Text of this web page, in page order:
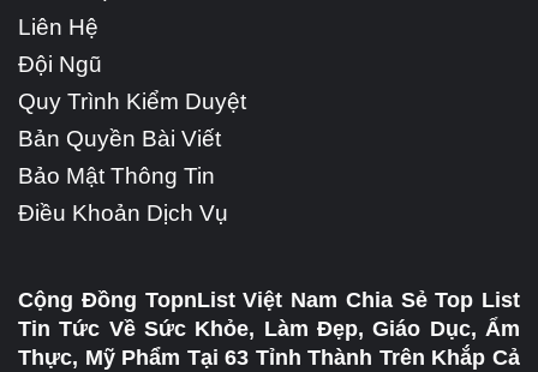
Liên Hệ
Đội Ngũ
Quy Trình Kiểm Duyệt
Bản Quyền Bài Viết
Bảo Mật Thông Tin
Điều Khoản Dịch Vụ
Cộng Đồng TopnList Việt Nam Chia Sẻ Top List
Tin Tức Về Sức Khỏe, Làm Đẹp, Giáo Dục, Ẩm
Thực, Mỹ Phẩm Tại 63 Tỉnh Thành Trên Khắp Cả